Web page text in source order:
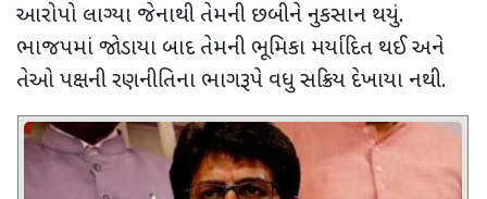
આરોપો લાગ્યા જેનાથી તેમની છબીને નુકસાન થયું.
ભાજપમાં જોડાયા બાદ તેમની ભૂમિકા મર્યાદિત થઈ અને
તેઓ પક્ષની રણનીતિના ભાગરૂપે વધુ સક્રિય દેખાયા નથી.